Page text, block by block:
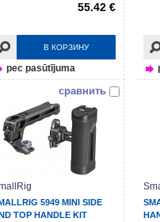
55.42 €
В КОРЗИНУ
pec pasūtījuma
сравнить
5949 MINI SIDE
TOP HANDLE KIT